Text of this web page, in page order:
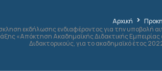
Αρχική
εκδήλωσης ενδιαφέροντος για την υποβολή
«Απόκτηση Ακαδημαϊκής Διδακτικής
Διδακτορικούς, για το ακαδημαϊκό έτος